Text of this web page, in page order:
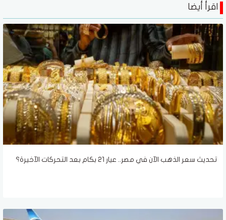
اقرأ أيضا
تحديث سعر الذهب الآن في مصر.. عيار 21 بكام بعد التحركات الآخيرة؟